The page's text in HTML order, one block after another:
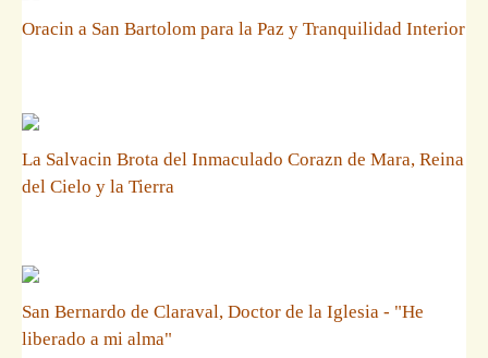
Oracin a San Bartolom para la Paz y Tranquilidad Interior
La Salvacin Brota del Inmaculado Corazn de Mara, Reina
del Cielo y la Tierra
San Bernardo de Claraval, Doctor de la Iglesia - "He
liberado a mi alma"